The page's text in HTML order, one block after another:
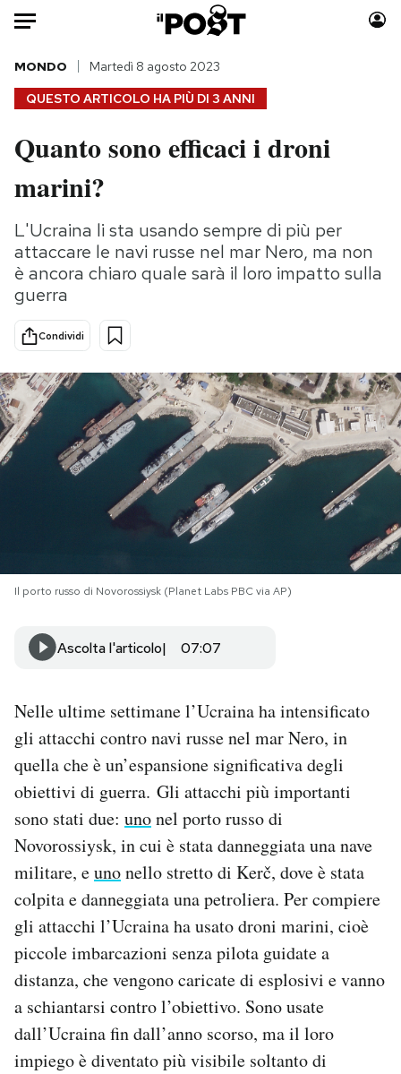
Auto
HOME
Italia
Politica
Tecnologia
Internet
Scienza
Cultura
Economia
Moda
Storie/Idee
Ok Boomer!
Media
PODCAST
NEWSLETTER
AREA PERSONALE
Area Personale
Newsletter
Notifiche mobile
Regala il Post
Hai bisogno di aiuto?
Esci
QUESTO ARTICOLO HA PIÙ DI 3 ANNI
MONDO Martedì 8 agosto 2023
Quanto sono efficaci i droni
marini?
L'Ucraina li sta usando sempre di più per
attaccare le navi russe nel mar Nero, ma non
è ancora chiaro quale sarà il loro impatto sulla
guerra
Condividi
Il porto russo di Novorossiysk (Planet Labs PBC via AP)
Ascolta l'articolo 07:07
Nelle ultime settimane l’Ucraina ha intensificato
gli attacchi contro navi russe nel mar Nero, in
quella che è un’espansione significativa degli
obiettivi di guerra. Gli attacchi più importanti
sono stati due: unonel porto russo di
Novorossiysk, in cui è stata danneggiata una nave
militare, eunonello stretto di Kerč, dove è stata
colpita e danneggiata una petroliera. Per compiere
gli attacchi l’Ucraina ha usato droni marini, cioè
piccole imbarcazioni senza pilota guidate a
distanza, che vengono caricate di esplosivi e vanno
a schiantarsi contro l’obiettivo. Sono usate
dall’Ucraina fin dall’anno scorso, ma il loro
impiego è diventato più visibile soltanto di